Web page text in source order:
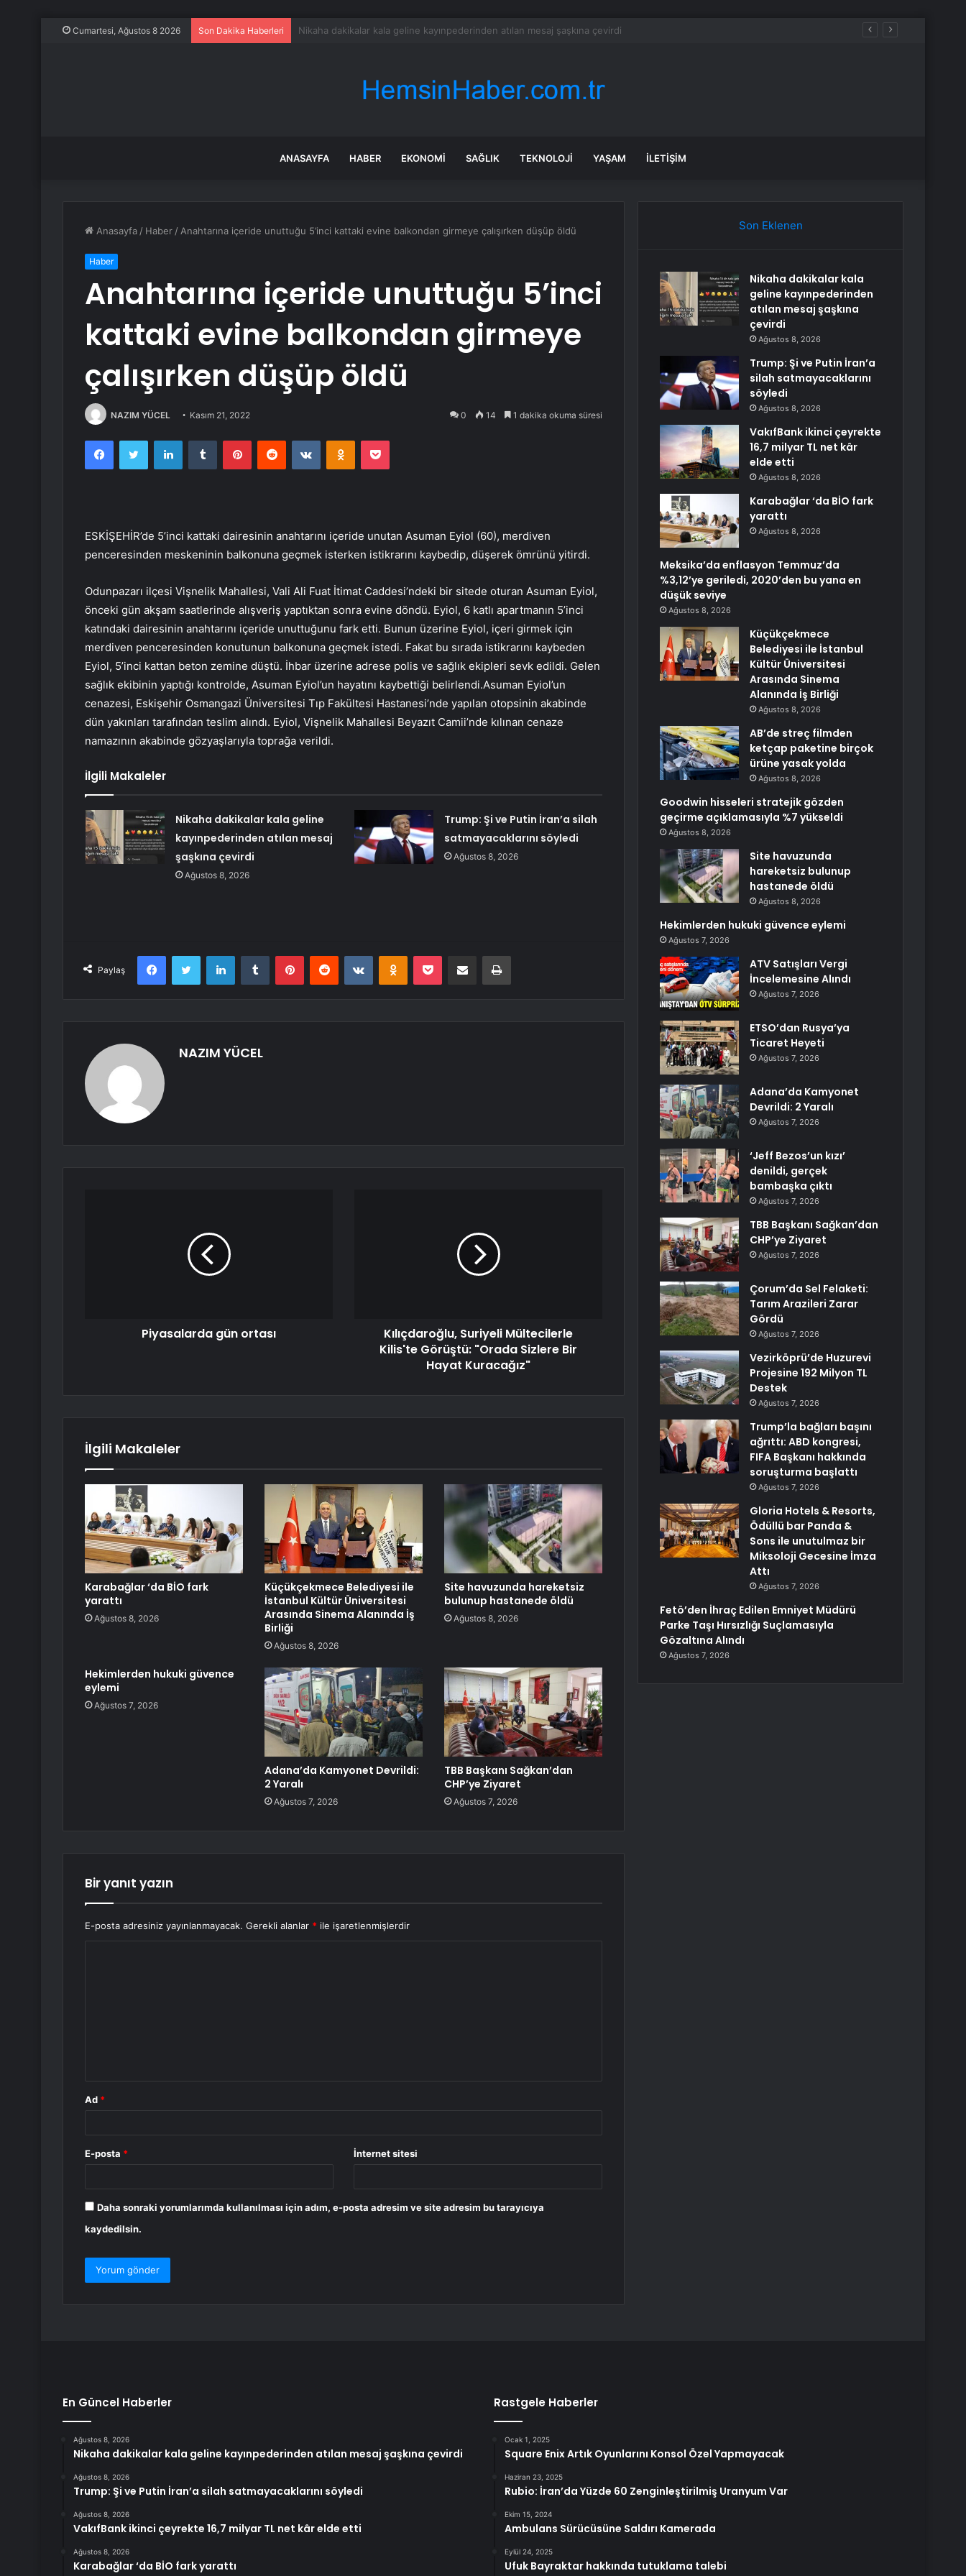
Cumartesi, Ağustos 8 2026 Son Dakika Haberleri Trump: Şi ve Putin İran’a silah satmayacaklarını söyledi
ANASAYFA HABER EKONOMI SAĞLIK TEKNOLOJI YAŞAM İLETIŞIM
Anasayfa / Haber / Anahtarına içeride unuttuğu 5’inci kattaki evine balkondan girmeye çalışırken düşüp öldü
Haber
Anahtarına içeride unuttuğu 5’inci
kattaki evine balkondan girmeye
çalışırken düşüp öldü
NAZIM YÜCEL Kasım 21, 2022 0 14 1 dakika okuma süresi
FacebookTwitter LinkedInTumblr PinterestReddit VKontakteOdnoklassniki
Pocket
ESKİŞEHİR’de 5’inci kattaki dairesinin anahtarını içeride unutan Asuman Eyiol (60), merdiven
penceresinden meskeninin balkonuna geçmek isterken istikrarını kaybedip, düşerek ömrünü yitirdi.
Odunpazarı ilçesi Vişnelik Mahallesi, Vali Ali Fuat İtimat Caddesi’ndeki bir sitede oturan Asuman Eyiol,
önceki gün akşam saatlerinde alışveriş yaptıktan sonra evine döndü. Eyiol, 6 katlı apartmanın 5’inci
katındaki dairesinin anahtarını içeride unuttuğunu fark etti. Bunun üzerine Eyiol, içeri girmek için
merdiven penceresinden konutunun balkonuna geçmek istedi. Fakat bu sırada istikrarını kaybeden
Eyiol, 5’inci kattan beton zemine düştü. İhbar üzerine adrese polis ve sağlık ekipleri sevk edildi. Gelen
sağlık ekibinin yaptığı kontrolde, Asuman Eyiol’un hayatını kaybettiği belirlendi.Asuman Eyiol’un
cenazesi, Eskişehir Osmangazi Üniversitesi Tıp Fakültesi Hastanesi’nde yapılan otopsinin akabinde
dün yakınları tarafından teslim alındı. Eyiol, Vişnelik Mahallesi Beyazıt Camii’nde kılınan cenaze
namazının akabinde gözyaşlarıyla toprağa verildi.
İlgili Makaleler
Nikaha dakikalar kala geline
kayınpederinden atılan mesaj
şaşkına çevirdi
Ağustos 8, 2026
Trump: Şi ve Putin İran’a silah
satmayacaklarını söyledi
Ağustos 8, 2026
Paylaş
FacebookTwitter LinkedInTumblr PinterestReddit VKontakteOdnoklassniki
Pocket E-Posta ile paylaş Yazdır
NAZIM YÜCEL
Piyasalarda gün ortası
Kılıçdaroğlu, Suriyeli Mültecilerle
Kilis'te Görüştü: "Orada Sizlere Bir
Hayat Kuracağız"
İlgili Makaleler
Karabağlar ‘da BİO fark
yarattı
Ağustos 8, 2026
Küçükçekmece Belediyesi ile
İstanbul Kültür Üniversitesi
Arasında Sinema Alanında İş
Birliği
Ağustos 8, 2026
Site havuzunda hareketsiz
bulunup hastanede öldü
Ağustos 8, 2026
Hekimlerden hukuki güvence
eylemi
Ağustos 7, 2026
Adana’da Kamyonet Devrildi:
2 Yaralı
Ağustos 7, 2026
TBB Başkanı Sağkan’dan
CHP’ye Ziyaret
Ağustos 7, 2026
Bir yanıt yazın
E-posta adresiniz yayınlanmayacak. Gerekli alanlar * ile işaretlenmişlerdir
Ad *
E-posta * İnternet sitesi
Daha sonraki yorumlarımda kullanılması için adım, e-posta adresim ve site adresim bu tarayıcıya
kaydedilsin.
Son Eklenen
Nikaha dakikalar kala
geline kayınpederinden
atılan mesaj şaşkına
çevirdi
Ağustos 8, 2026
Trump: Şi ve Putin İran’a
silah satmayacaklarını
söyledi
Ağustos 8, 2026
VakıfBank ikinci çeyrekte
16,7 milyar TL net kâr
elde etti
Ağustos 8, 2026
Karabağlar ‘da BİO fark
yarattı
Ağustos 8, 2026
Meksika’da enflasyon Temmuz’da
%3,12’ye geriledi, 2020’den bu yana en
düşük seviye
Ağustos 8, 2026
Küçükçekmece
Belediyesi ile İstanbul
Kültür Üniversitesi
Arasında Sinema
Alanında İş Birliği
Ağustos 8, 2026
AB’de streç filmden
ketçap paketine birçok
ürüne yasak yolda
Ağustos 8, 2026
Goodwin hisseleri stratejik gözden
geçirme açıklamasıyla %7 yükseldi
Ağustos 8, 2026
Site havuzunda
hareketsiz bulunup
hastanede öldü
Ağustos 8, 2026
Hekimlerden hukuki güvence eylemi
Ağustos 7, 2026
ATV Satışları Vergi
İncelemesine Alındı
Ağustos 7, 2026
ETSO’dan Rusya’ya
Ticaret Heyeti
Ağustos 7, 2026
Adana’da Kamyonet
Devrildi: 2 Yaralı
Ağustos 7, 2026
‘Jeff Bezos’un kızı’
denildi, gerçek
bambaşka çıktı
Ağustos 7, 2026
TBB Başkanı Sağkan’dan
CHP’ye Ziyaret
Ağustos 7, 2026
Çorum’da Sel Felaketi:
Tarım Arazileri Zarar
Gördü
Ağustos 7, 2026
Vezirköprü’de Huzurevi
Projesine 192 Milyon TL
Destek
Ağustos 7, 2026
Trump’la bağları başını
ağrıttı: ABD kongresi,
FIFA Başkanı hakkında
soruşturma başlattı
Ağustos 7, 2026
Gloria Hotels & Resorts,
Ödüllü bar Panda &
Sons ile unutulmaz bir
Miksoloji Gecesine İmza
Attı
Ağustos 7, 2026
Fetö’den İhraç Edilen Emniyet Müdürü
Parke Taşı Hırsızlığı Suçlamasıyla
Gözaltına Alındı
Ağustos 7, 2026
En Güncel Haberler
Ağustos 8, 2026
Nikaha dakikalar kala geline kayınpederinden atılan mesaj şaşkına çevirdi
Ağustos 8, 2026
Trump: Şi ve Putin İran’a silah satmayacaklarını söyledi
Ağustos 8, 2026
VakıfBank ikinci çeyrekte 16,7 milyar TL net kâr elde etti
Ağustos 8, 2026
Karabağlar ‘da BİO fark yarattı
Rastgele Haberler
Ocak 1, 2025
Square Enix Artık Oyunlarını Konsol Özel Yapmayacak
Haziran 23, 2025
Rubio: İran’da Yüzde 60 Zenginleştirilmiş Uranyum Var
Ekim 15, 2024
Ambulans Sürücüsüne Saldırı Kamerada
Eylül 24, 2025
Ufuk Bayraktar hakkında tutuklama talebi